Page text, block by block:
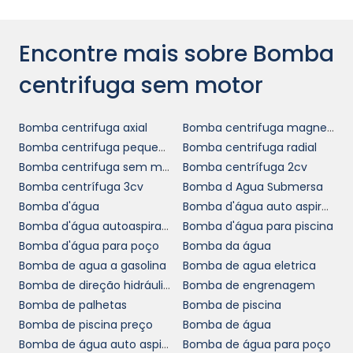
COMO FUNCIONA A
BOMBA CENTRÍFUGA SEM
MOTOR
O funcionamento dabomba centrífuga
sem motoré baseado em princípios físicos
que aproveitam a força centrífuga gerada
pela movimentação de um líquido por meio
de um rotor. Ao entrar na bomba, o fluido é
direcionado para as palhetas do rotor, que,
ao girar, cria uma pressão capaz de
impulsioná-lo ao longo do sistema de
tubulações.
Esse sistema é similar ao que se observa em
Encontre mais sobre Bomba
centrifuga sem motor
Bomba centrifuga axial
Bomba centrifuga magnetica
Bomba centrifuga pequena
Bomba centrifuga radial
Bomba centrifuga sem motor
Bomba centrífuga 2cv
Bomba centrífuga 3cv
Bomba d Agua Submersa
Bomba d'água
Bomba d'água auto aspirante
Bomba d'água autoaspirante
Bomba d'água para piscina
Bomba d'água para poço
Bomba da água
Bomba de agua a gasolina
Bomba de agua eletrica
Bomba de direção hidráulica
Bomba de engrenagem
Bomba de palhetas
Bomba de piscina
Bomba de piscina preço
Bomba de água
Bomba de água auto aspirante
Bomba de água para poço